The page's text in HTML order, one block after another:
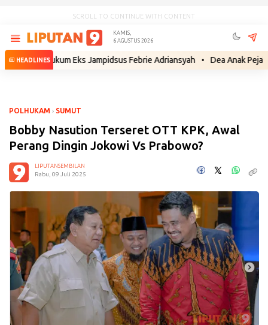
SCROLL TO CONTINUE WITH CONTENT
KAMIS,
6 AGUSTUS 2026
HEADLINES
Hukum Eks Jampidsus Febrie Adriansyah • Dea Anak Pejabat Gayo
POLHUKAM › SUMUT
Bobby Nasution Terseret OTT KPK, Awal
Perang Dingin Jokowi Vs Prabowo?
LIPUTANSEMBILAN
Rabu, 09 Juli 2025